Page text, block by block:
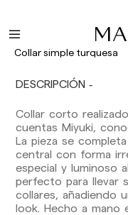
Collar simple turquesa
DESCRIPCIÓN
Collar corto
cuentas Miyuki,
La pieza se
central con forma
especial y luminoso
perfecto para llevar
collares, añadiendo
look. Hecho a mano
Canarias, Ceuta y
Envíos a Europa: 3-5
Envíos a USA: 5-7
Envíos fuera de la
días laborables.
ten en cuenta que, si
Europea, deberás
cargo de los